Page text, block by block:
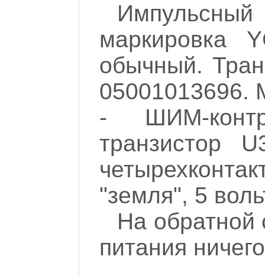
маркировка
обычный.
05001013696.
- ШИМ-
транзистор
"земля", 5
На обратной
питания